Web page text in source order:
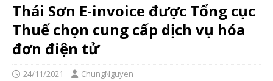
Thái Sơn E-invoice được Tổng cục
Thuế chọn cung cấp dịch vụ hóa
đơn điện tử
24/11/2021 ChungNguyen